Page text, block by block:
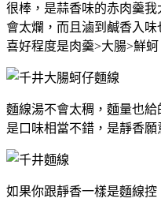
很棒，是蒜香味的赤肉羹
會太爛，而且滷到鹹香入
喜好程度是肉羹>大腸>鮮蚵
麵線湯不會太稠，麵量也
是口味相當不錯，是靜香願
如果你跟靜香一樣是麵線